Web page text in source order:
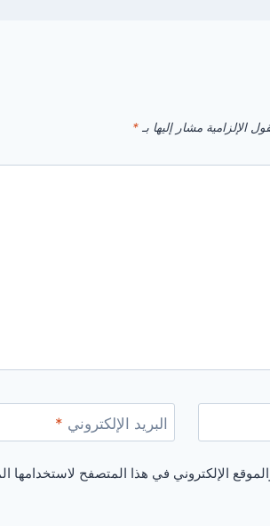
الإلزامية مشار إليها بـ *
البريد الإلكتروني *
الإلكتروني في هذا المتصفح لاستخدامها